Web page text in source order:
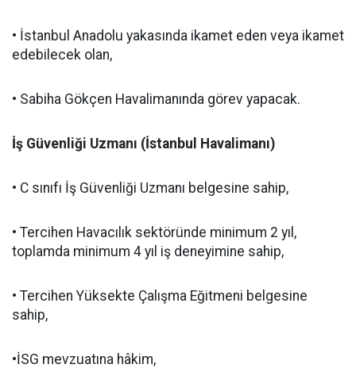
• İstanbul Anadolu yakasında ikamet eden veya ikamet
edebilecek olan,
• Sabiha Gökçen Havalimanında görev yapacak.
İş Güvenliği Uzmanı (İstanbul Havalimanı)
• C sınıfı İş Güvenliği Uzmanı belgesine sahip,
• Tercihen Havacılık sektöründe minimum 2 yıl,
toplamda minimum 4 yıl iş deneyimine sahip,
• Tercihen Yüksekte Çalışma Eğitmeni belgesine
sahip,
•İSG mevzuatına hâkim,